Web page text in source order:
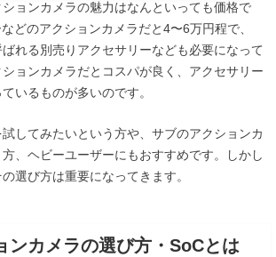
ョンカメラの魅力はなんといっても価格で
どのアクションカメラだと4〜6万円程で、
れる別売りアクセサリーなども必要になって
ョンカメラだとコスパが良く、アクセサリー
いるものが多いのです。
してみたいという方や、サブのアクションカ
、ヘビーユーザーにもおすすめです。しかし
選び方は重要になってきます。
ンカメラの選び方・SoCとは